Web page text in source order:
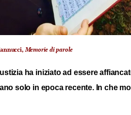
Memorie di parole
ha iniziato ad essere
solo in epoca recente. In che